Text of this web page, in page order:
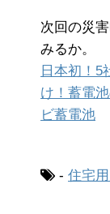
次回の災
みるか。
日本初！5
け！蓄電
ビ蓄電池
- 住宅